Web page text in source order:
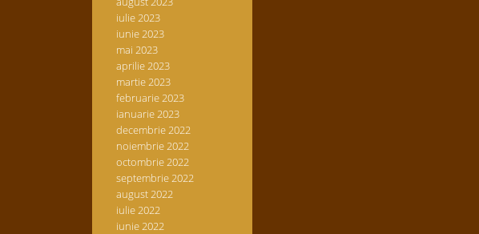
iulie 2023
iunie 2023
mai 2023
aprilie 2023
martie 2023
februarie 2023
ianuarie 2023
decembrie 2022
noiembrie 2022
octombrie 2022
septembrie 2022
august 2022
iulie 2022
iunie 2022